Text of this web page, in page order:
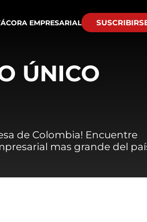
EMPRESARIAL
ÚNICO
de Colombia! Encuentre
mas grande del